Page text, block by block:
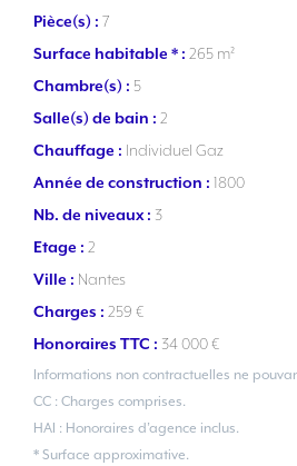
Pièce(s) : 7
Surface habitable * : 265 m²
Chambre(s) : 5
Salle(s) de bain : 2
Chauffage : Individuel Gaz
Année de construction : 1800
Nb. de niveaux : 3
Etage : 2
Ville : Nantes
Charges : 259 €
Honoraires TTC : 34 000 €
Informations non contractuelles ne
CC : Charges comprises.
HAI : Honoraires d’agence inclus.
* Surface approximative.